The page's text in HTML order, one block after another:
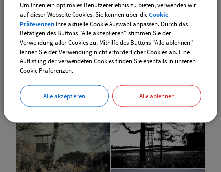
Um Ihnen ein optimales Benutzererlebnis zu bieten, verwenden wir
auf dieser Webseite Cookies. Sie können über dieCookie
Präferenzen Ihre aktuelle Cookie Auswahl anpassen. Durch das
Betätigen des Buttons "Alle akzeptieren" stimmen Sie der
Verwendung aller Cookies zu. Mithilfe des Buttons "Alle ablehnen"
lehnen Sie der Verwendung nicht erforderlicher Cookies ab. Eine
Auflistung der verwendeten Cookies finden Sie ebenfalls in unseren
Cookie Präferenzen.
Alle akzeptieren Alle ablehnen